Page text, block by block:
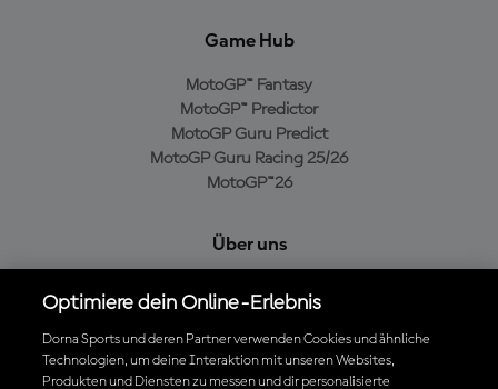
Game Hub
MotoGP™ Fantasy
MotoGP™ Predictor
MotoGP Guru Predict
MotoGP Guru Racing 25/26
MotoGP™26
Über uns
Cookie-Richtlinien
Geschäftsbedingungen
Datenschutzrichtlinien
Optimiere dein Online-Erlebnis
Dorna Sports und deren Partner verwenden Cookies und ähnliche
Technologien, um deine Interaktion mit unseren Websites,
Produkten und Diensten zu messen und dir personalisierte